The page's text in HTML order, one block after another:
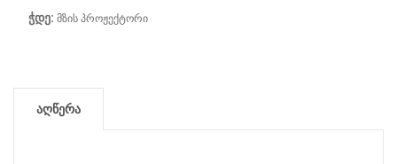
ჭდე: მზის პროჟექტორი
აღწერა